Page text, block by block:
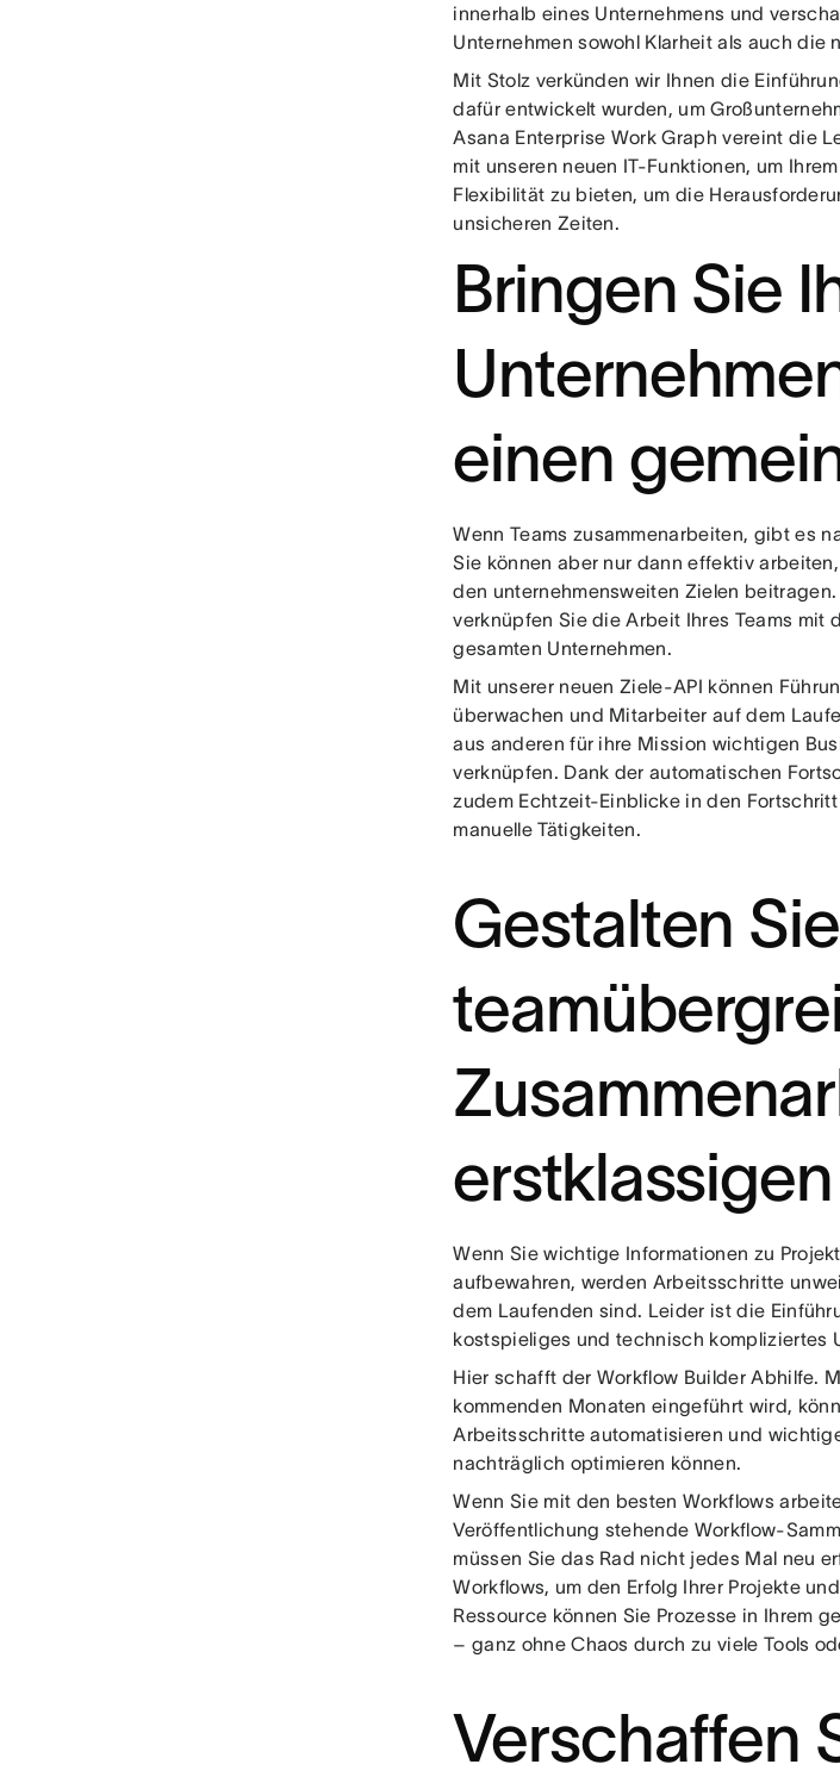
innerhalb eines Unternehmens und
Unternehmen sowohl Klarheit als auch die
Mit Stolz verkünden wir Ihnen die
dafür entwickelt wurden, um
Asana Enterprise Work Graph vereint die
mit unseren neuen IT-Funktionen, um
Flexibilität zu bieten, um die
unsicheren Zeiten.
Bringen Sie
einen
Wenn Teams zusammenarbeiten, gibt es
Sie können aber nur dann effektiv
den unternehmensweiten Zielen
verknüpfen Sie die Arbeit Ihres Teams mit
gesamten Unternehmen.
Mit unserer neuen Ziele-API können
überwachen und Mitarbeiter auf dem
aus anderen für ihre Mission wichtigen
verknüpfen. Dank der automatischen
zudem Echtzeit-Einblicke in den
manuelle Tätigkeiten.
Gestalten Sie
Wenn Sie wichtige Informationen zu
aufbewahren, werden Arbeitsschritte
dem Laufenden sind. Leider ist die
kostspieliges und technisch kompliziertes
Hier schafft der Workflow Builder Abhilfe.
kommenden Monaten eingeführt wird,
Arbeitsschritte automatisieren und
nachträglich optimieren können.
Wenn Sie mit den besten Workflows
Veröffentlichung stehende Workflow-
müssen Sie das Rad nicht jedes Mal neu
Workflows, um den Erfolg Ihrer Projekte
Ressource können Sie Prozesse in Ihrem
– ganz ohne Chaos durch zu viele Tools
Verschaffen